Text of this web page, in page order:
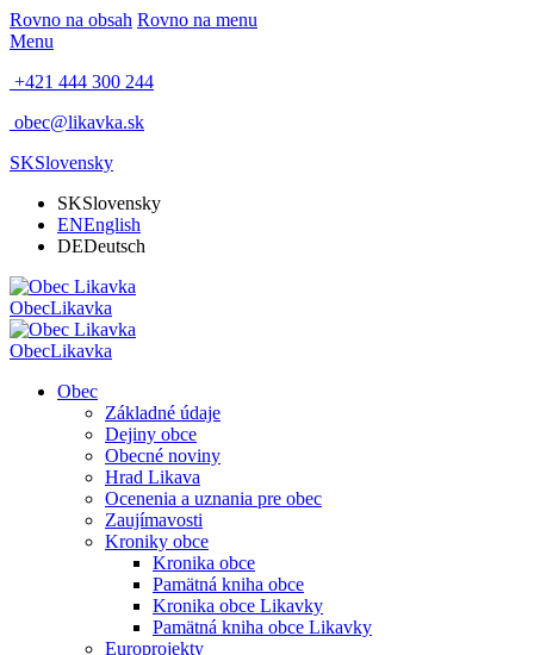
Rovno na obsah Rovno na menu
Menu
+421 444 300 244
obec@likavka.sk
SKSlovensky
SKSlovensky
ENEnglish
DEDeutsch
ObecLikavka
ObecLikavka
Obec
Základné údaje
Dejiny obce
Obecné noviny
Hrad Likava
Ocenenia a uznania pre obec
Zaujímavosti
Kroniky obce
Kronika obce
Pamätná kniha obce
Kronika obce Likavky
Pamätná kniha obce Likavky
Europrojekty